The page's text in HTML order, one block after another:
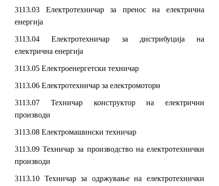
3113.03 Електротехничар за пренос на електрична
енергија
3113.04 Електротехничар за дистрибуција на
електрична енергија
3113.05 Електроенергетски техничар
3113.06 Електротехничар за електромотори
3113.07 Техничар конструктор на електрични
производи
3113.08 Електромашински техничар
3113.09 Техничар за производство на електротехнички
производи
3113.10 Техничар за одржување на електротехнички